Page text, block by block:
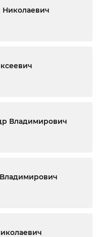
Николаевич
Владимирович